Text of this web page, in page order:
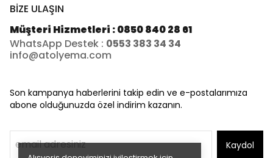
BİZE ULAŞIN
Müşteri Hizmetleri : 0850 840 28 61
WhatsApp Destek : 0553 383 34 34
info@atolyema.com
Son kampanya haberlerini takip edin ve e-postalarımıza
abone olduğunuzda özel indirim kazanın.
Kaydol